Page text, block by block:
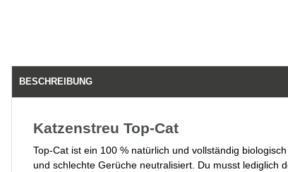
BESCHREIBUNG
Katzenstreu Top-Cat
Top-Cat ist ein 100 % natürlich und vollständig
und schlechte Gerüche neutralisiert. Du musst lediglich